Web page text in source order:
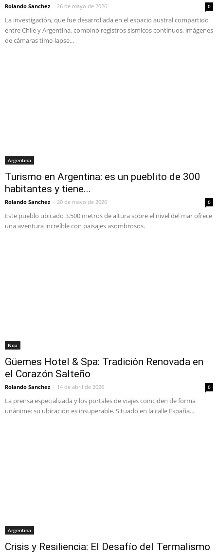
Rolando Sanchez - 26 de mayo de 2026 0
La investigación, que fue desarrollada en el espacio austral compartido
entre Chile y Argentina, combinó registros sísmicos continuos, imágenes
de cámaras time-lapse...
Argentina
Turismo en Argentina: es un pueblito de 300
habitantes y tiene...
Rolando Sanchez - 20 de mayo de 2026 0
Este pueblo ubicado 3.500 metros de altura sobre el nivel del mar ofrece
una aventura increíble con paisajes asombrosos.
Noa
Güemes Hotel & Spa: Tradición Renovada en
el Corazón Salteño
Rolando Sanchez - 14 de abril de 2026 0
La prensa especializada y los portales de viajes coinciden de forma
unánime: su ubicación es insuperable. Situado en la calle España...
Argentina
Crisis y Resiliencia: El Desafío del Termalismo